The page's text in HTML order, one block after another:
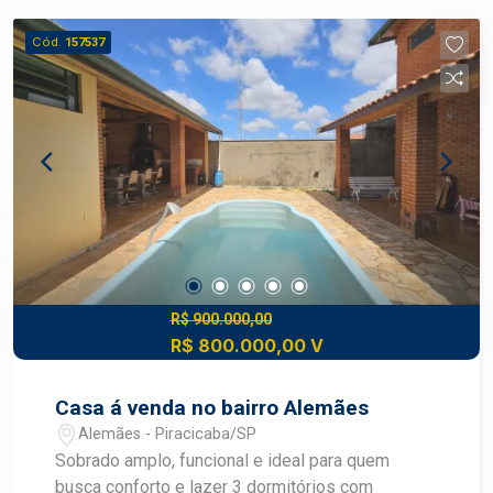
exclusividade. -Agende sua visita e venha
conhecer de perto essa oportunidade única.
Cód. 157537
R$ 900.000,00
R$ 800.000,00 V
Casa á venda no bairro Alemães
Alemães - Piracicaba/SP
Sobrado amplo, funcional e ideal para quem
busca conforto e lazer 3 dormitórios com